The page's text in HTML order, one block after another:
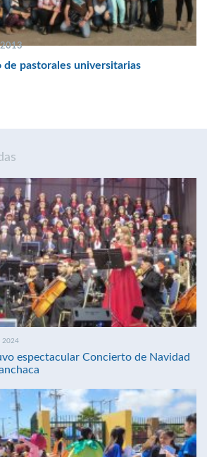
2013
de pastorales universitarias
2024
espectacular Concierto de Navidad